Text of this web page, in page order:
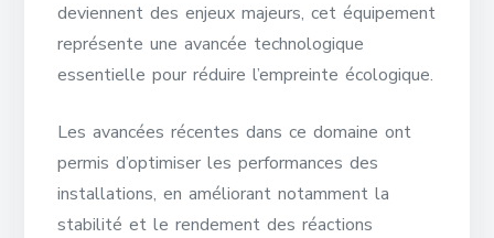
deviennent des enjeux majeurs, cet équipement
représente une avancée technologique
essentielle pour réduire l’empreinte écologique.
Les avancées récentes dans ce domaine ont
permis d’optimiser les performances des
installations, en améliorant notamment la
stabilité et le rendement des réactions